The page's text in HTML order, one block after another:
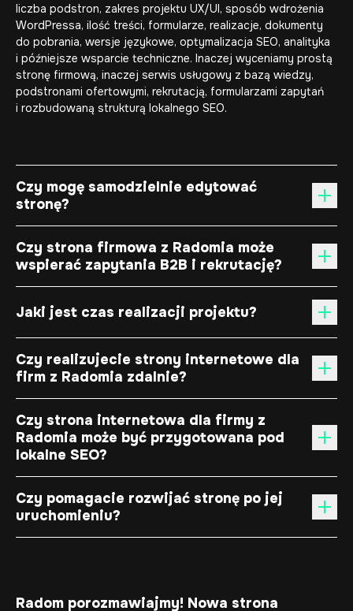
liczba podstron, zakres projektu UX/UI, sposób wdrożenia
WordPressa, ilość treści, formularze, realizacje, dokumenty
do pobrania, wersje językowe, optymalizacja SEO, analityka
i późniejsze wsparcie techniczne. Inaczej wyceniamy prostą
stronę firmową, inaczej serwis usługowy z bazą wiedzy,
podstronami ofertowymi, rekrutacją, formularzami zapytań
i rozbudowaną strukturą lokalnego SEO.
Czy mogę samodzielnie edytować
stronę?
Czy strona firmowa z Radomia może
wspierać zapytania B2B i rekrutację?
Jaki jest czas realizacji projektu?
Czy realizujecie strony internetowe dla
firm z Radomia zdalnie?
Czy strona internetowa dla firmy z
Radomia może być przygotowana pod
lokalne SEO?
Czy pomagacie rozwijać stronę po jej
uruchomieniu?
Radom porozmawiajmy! Nowa strona